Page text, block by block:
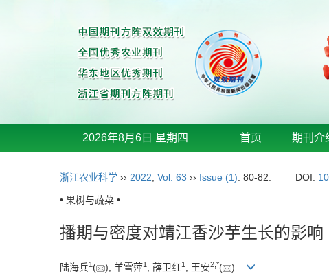
2026年8月6日 星期四 首页 期刊介
浙江农业科学 ›› 2022 Vol. 63 ›› Issue (1): 80-82. DOI:
• 果树与蔬菜 •
播期与密度对靖江香沙芋生长的影响
陆海兵1 ( ), 羊雪萍1 , 薛卫红1 , 王安2 *( )